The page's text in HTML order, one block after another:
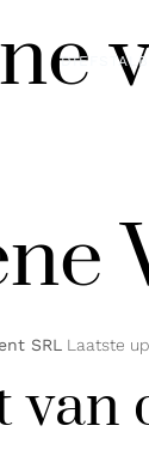
SRL Laatste
van